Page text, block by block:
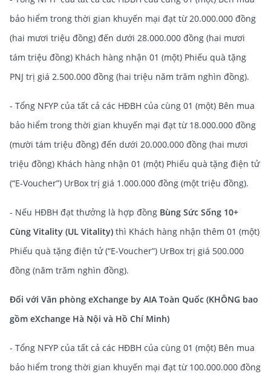
bảo hiểm trong thời gian khuyến mại đạt từ 20.000.000 đồng
(hai mươi triệu đồng) đến dưới 28.000.000 đồng (hai mươi
tám triệu đồng) Khách hàng nhận 01 (một) Phiếu quà tặng
PNJ trị giá 2.500.000 đồng (hai triệu năm trăm nghìn đồng).
- Tổng NFYP của tất cả các HĐBH của cùng 01 (một) Bên mua
bảo hiểm trong thời gian khuyến mại đạt từ 18.000.000 đồng
(mười tám triệu đồng) đến dưới 20.000.000 đồng (hai mươi
triệu đồng) Khách hàng nhận 01 (một) Phiếu quà tặng điện tử
(“E-Voucher”) UrBox trị giá 1.000.000 đồng (một triệu đồng).
- Nếu HĐBH đạt thưởng là hợp đồng Bùng Sức Sống 10+
Cùng Vitality (UL Vitality) thì Khách hàng nhận thêm 01 (một)
Phiếu quà tặng điện tử (“E-Voucher”) UrBox trị giá 500.000
đồng (năm trăm nghìn đồng).
Đối với Văn phòng eXchange by AIA Toàn Quốc (KHÔNG bao
gồm eXchange Hà Nội và Hồ Chí Minh)
- Tổng NFYP của tất cả các HĐBH của cùng 01 (một) Bên mua
bảo hiểm trong thời gian khuyến mại đạt từ 100.000.000 đồng